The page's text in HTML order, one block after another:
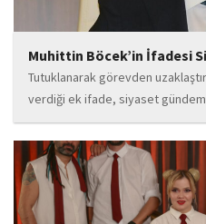
Muhittin Böcek’in İfadesi
Tutuklanarak görevden
verdiği ek ifade, siyaset
Cumhuriyet Savcılığı’na kendi
öğrenilen Böcek’in
seçimleri...